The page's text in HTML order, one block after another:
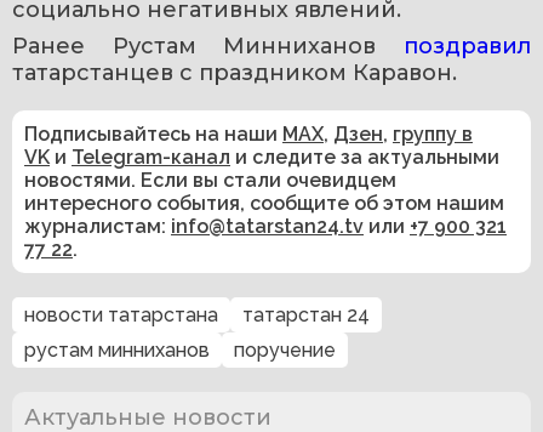
социально негативных явлений.
Ранее Рустам Минниханов
татарстанцев с праздником Каравон.
Подписывайтесь на наши MAX, Дзен, группу в
VK и Telegram-канал и следите за актуальными
новостями. Если вы стали очевидцем
интересного события, сообщите об этом нашим
журналистам: info@tatarstan24.tv или +7 900 321
77 22.
новости татарстана
татарстан 24
рустам минниханов
поручение
Актуальные новости